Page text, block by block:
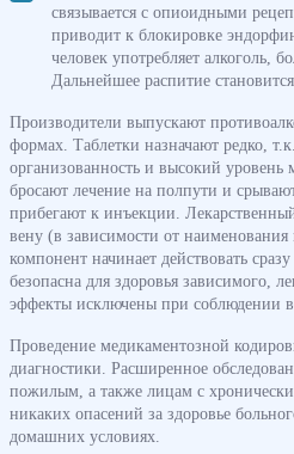
связывается с опиоидными
приводит к блокировке
человек употребляет алкоголь,
Дальнейшее распитие
Производители выпускают
формах. Таблетки назначают редко,
организованность и высокий
бросают лечение на полпути и
прибегают к инъекции.
вену (в зависимости от
компонент начинает действовать
безопасна для здоровья зависимого,
эффекты исключены при соблюдении
Проведение медикаментозной
диагностики. Расширенное
пожилым, а также лицам с
никаких опасений за здоровье
домашних условиях.